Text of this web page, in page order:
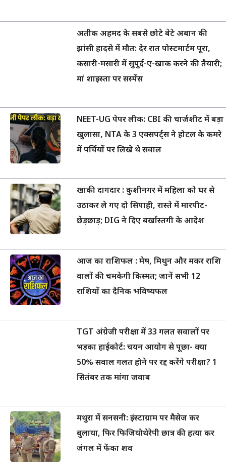
अतीक अहमद के सबसे छोटे बेटे अबान की
झांसी हादसे में मौत: देर रात पोस्टमार्टम पूरा,
कसारी-मसारी में सुपुर्द-ए-खाक करने की तैयारी;
मां शाइस्ता पर सस्पेंस
NEET-UG पेपर लीक: CBI की चार्जशीट में बड़ा
खुलासा, NTA के 3 एक्सपर्ट्स ने होटल के कमरे
में पर्चियों पर लिखे थे सवाल
खाकी दागदार : कुशीनगर में महिला को घर से
उठाकर ले गए दो सिपाही, रास्ते में मारपीट-
छेड़छाड़; DIG ने दिए बर्खास्तगी के आदेश
आज का राशिफल : मेष, मिथुन और मकर राशि
वालों की चमकेगी किस्मत; जानें सभी 12
राशियों का दैनिक भविष्यफल
TGT अंग्रेजी परीक्षा में 33 गलत सवालों पर
भड़का हाईकोर्ट: चयन आयोग से पूछा- क्या
50% सवाल गलत होने पर रद्द करेंगे परीक्षा? 1
सितंबर तक मांगा जवाब
मथुरा में सनसनी: इंस्टाग्राम पर मैसेज कर
बुलाया, फिर फिजियोथेरेपी छात्र की हत्या कर
जंगल में फेंका शव